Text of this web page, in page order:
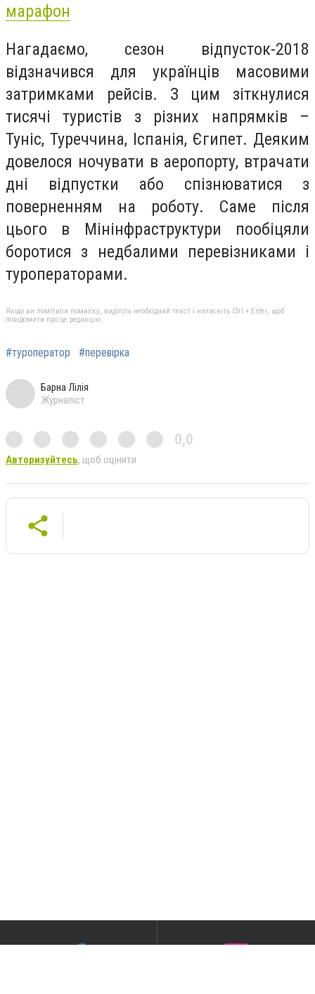
марафон
Нагадаємо, сезон відпусток-2018
відзначився для українців масовими
затримками рейсів. З цим зіткнулися
тисячі туристів з різних напрямків –
Туніс, Туреччина, Іспанія, Єгипет. Деяким
довелося ночувати в аеропорту, втрачати
дні відпустки або спізнюватися з
поверненням на роботу. Саме після
цього в Мінінфраструктури пообіцяли
боротися з недбалими перевізниками і
туроператорами.
Якщо ви помітили помилку, виділіть необхідний текст і натисніть Ctrl + Enter, щоб
повідомити про це редакцію
#туроператор #перевірка
Барна Лілія
Журналіст
0,0
Авторизуйтесь, щоб оцінити